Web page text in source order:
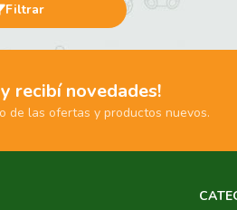
Filtrar
recibí novedades!
de las ofertas y productos nuevos.